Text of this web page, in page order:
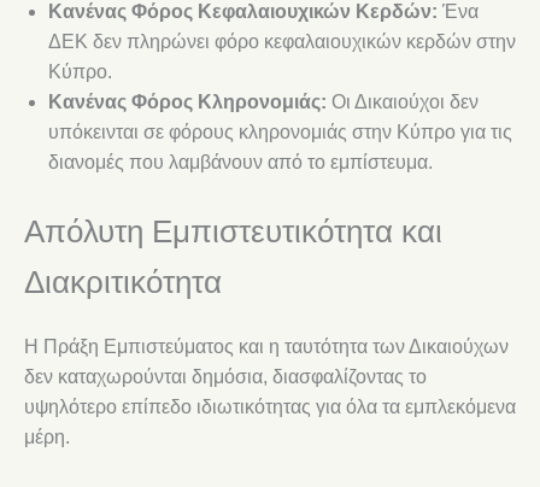
Κανένας Φόρος Κεφαλαιουχικών Κερδών: Ένα
ΔΕΚ δεν πληρώνει φόρο κεφαλαιουχικών κερδών στην
Κύπρο.
Κανένας Φόρος Κληρονομιάς: Οι Δικαιούχοι δεν
υπόκεινται σε φόρους κληρονομιάς στην Κύπρο για τις
διανομές που λαμβάνουν από το εμπίστευμα.
Απόλυτη Εμπιστευτικότητα και
Διακριτικότητα
Η Πράξη Εμπιστεύματος και η ταυτότητα των Δικαιούχων
δεν καταχωρούνται δημόσια, διασφαλίζοντας το
υψηλότερο επίπεδο ιδιωτικότητας για όλα τα εμπλεκόμενα
μέρη.